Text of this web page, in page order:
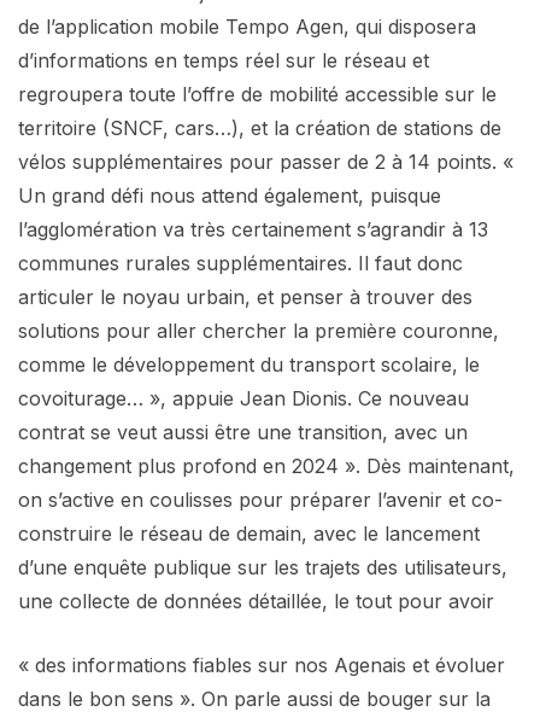
de l’application mobile Tempo Agen, qui disposera
d’informations en temps réel sur le réseau et
regroupera toute l’offre de mobilité accessible sur le
territoire (SNCF, cars…), et la création de stations de
vélos supplémentaires pour passer de 2 à 14 points. «
Un grand défi nous attend également, puisque
l’agglomération va très certainement s’agrandir à 13
communes rurales supplémentaires. Il faut donc
articuler le noyau urbain, et penser à trouver des
solutions pour aller chercher la première couronne,
comme le développement du transport scolaire, le
covoiturage… », appuie Jean Dionis. Ce nouveau
contrat se veut aussi être une transition, avec un
changement plus profond en 2024 ». Dès maintenant,
on s’active en coulisses pour préparer l’avenir et co-
construire le réseau de demain, avec le lancement
d’une enquête publique sur les trajets des utilisateurs,
une collecte de données détaillée, le tout pour avoir
« des informations fiables sur nos Agenais et évoluer
dans le bon sens ». On parle aussi de bouger sur la